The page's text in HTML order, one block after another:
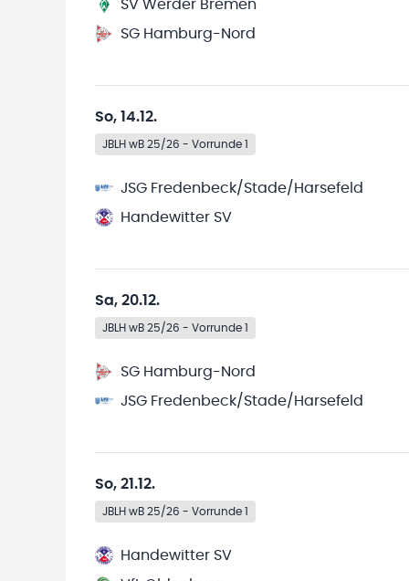
SV Werder Bremen
SG Hamburg-Nord
So, 14.12.
JBLH wB 25/26 - Vorrunde 1
JSG Fredenbeck/Stade/Harsefeld
Handewitter SV
Sa, 20.12.
JBLH wB 25/26 - Vorrunde 1
SG Hamburg-Nord
JSG Fredenbeck/Stade/Harsefeld
So, 21.12.
JBLH wB 25/26 - Vorrunde 1
Handewitter SV